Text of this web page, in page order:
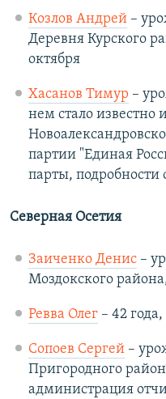
Козлов Андрей–
Деревня Курского
октября
Хасанов Тимур –
нем стало известно
партии "Единая
парты, подробности
Северная Осетия
Заиченко Денис–
Моздокского
Ревва Олег– 42
Сопоев Сергей–
Пригородного
администрация